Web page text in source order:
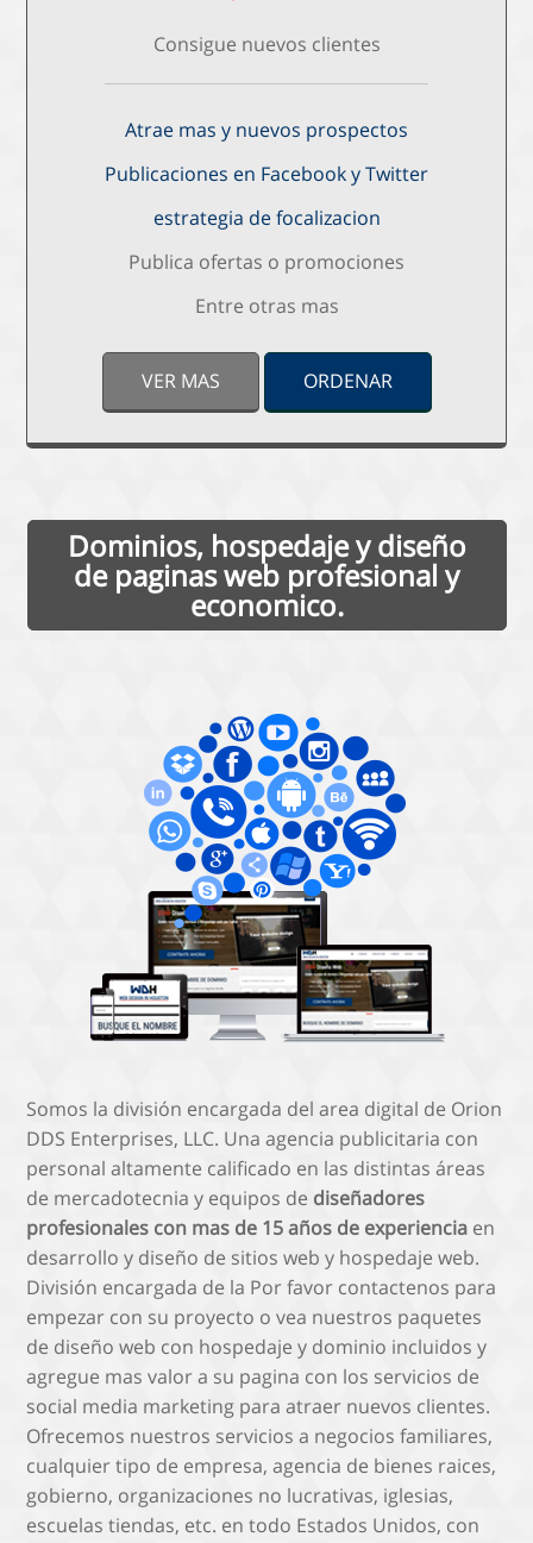
Consigue nuevos clientes
Atrae mas y nuevos prospectos
Publicaciones en Facebook y Twitter
estrategia de focalizacion
Publica ofertas o promociones
Entre otras mas
VER MAS ORDENAR
Dominios, hospedaje y diseño
de paginas web profesional y
economico.
Somos la división encargada del area digital de Orion
DDS Enterprises, LLC. Una agencia publicitaria con
personal altamente calificado en las distintas áreas
de mercadotecnia y equipos de diseñadores
profesionales con mas de 15 años de experiencia en
desarrollo y diseño de sitios web y hospedaje web.
División encargada de la Por favor contactenos para
empezar con su proyecto o vea nuestros paquetes
de diseño web con hospedaje y dominio incluidos y
agregue mas valor a su pagina con los servicios de
social media marketing para atraer nuevos clientes.
Ofrecemos nuestros servicios a negocios familiares,
cualquier tipo de empresa, agencia de bienes raices,
gobierno, organizaciones no lucrativas, iglesias,
escuelas tiendas, etc. en todo Estados Unidos, con